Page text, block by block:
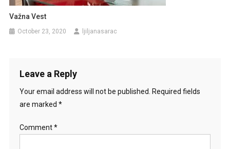
Važna Vest
October 23, 2020 ljiljanasarac
Leave a Reply
Your email address will not be published.
Required fields
are marked *
Comment*